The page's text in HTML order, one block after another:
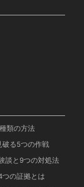
類の方法
破る5つの作戦
談と9つの対処法
の証拠とは